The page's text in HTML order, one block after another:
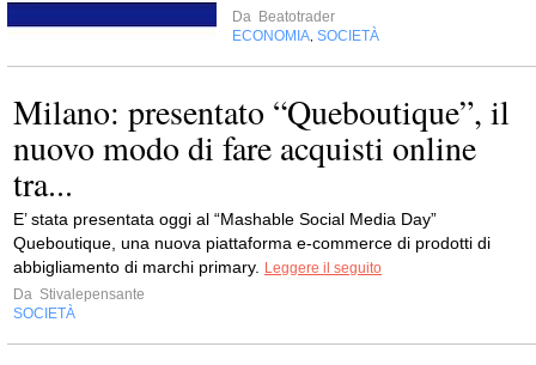
Da Beatotrader
ECONOMIA SOCIETÀ
Milano: presentato “Queboutique”, il
nuovo modo di fare acquisti online
tra...
E’ stata presentata oggi al “Mashable Social Media Day”
Queboutique, una nuova piattaforma e-commerce di prodotti di
abbigliamento di marchi primary.
Leggere il seguito
Da Stivalepensante
SOCIETÀ